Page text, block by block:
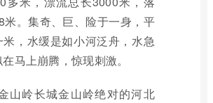
米。集奇、巨、险于一身，平
，水缓是如小河泛舟，水急
马上崩腾，惊现刺激。
山岭长城金山岭绝对的河北